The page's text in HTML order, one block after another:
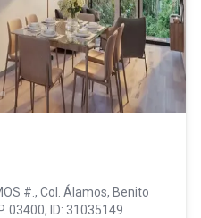
#., Col. Álamos, Benito
03400, ID: 31035149